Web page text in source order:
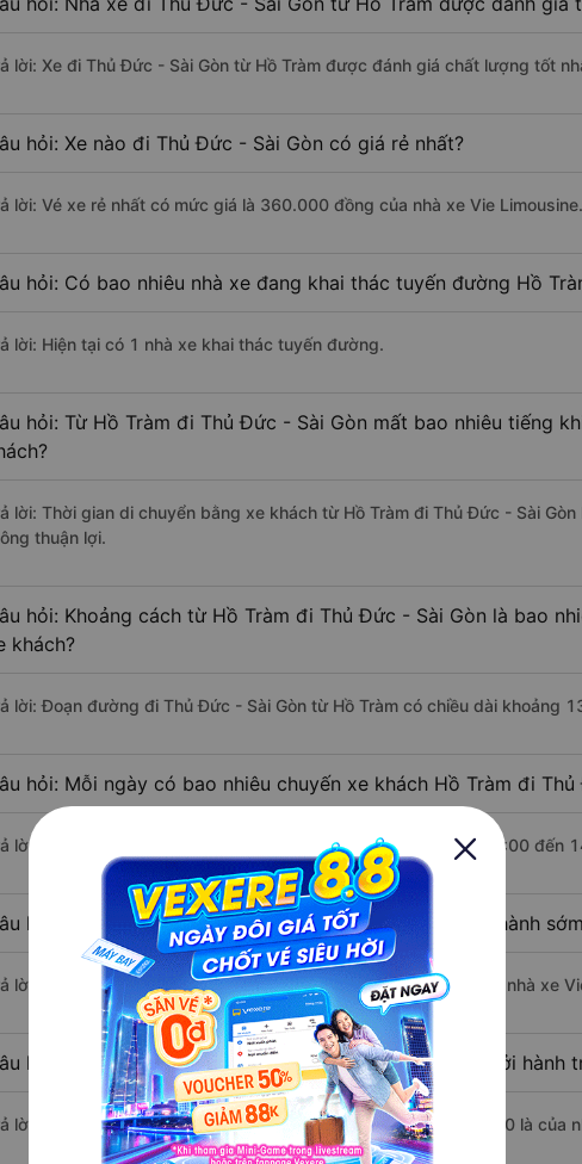
lời: Xe đi Thủ Đức - Sài Gòn từ Hồ Tràm được đánh giá chất lượng tốt
hỏi: Xe nào đi Thủ Đức - Sài Gòn có giá rẻ nhất?
lời: Vé xe rẻ nhất có mức giá là 360.000 đồng của nhà xe Vie Limousine.
hỏi: Có bao nhiêu nhà xe đang khai thác tuyến đường Hồ
lời: Hiện tại có 1 nhà xe khai thác tuyến đường.
hỏi: Từ Hồ Tràm đi Thủ Đức - Sài Gòn mất bao nhiêu tiếng
lời: Thời gian di chuyển bằng xe khách từ Hồ Tràm đi Thủ Đức - Sài
thuận lợi.
hỏi: Khoảng cách từ Hồ Tràm đi Thủ Đức - Sài Gòn là bao
khách?
lời: Đoạn đường đi Thủ Đức - Sài Gòn từ Hồ Tràm có chiều dài khoảng
hỏi: Mỗi ngày có bao nhiêu chuyến xe khách Hồ Tràm đi
lời: Trung bình mỗi ngày có khoảng 4 chuyến xe bắt đầu từ 13:00 đến
hỏi: Nhà xe đi Hồ Tràm Thủ Đức - Sài Gòn nào khởi hành
lời: Chuyến xe có giờ xuất phát sớm nhất vào lúc 13:00 là của nhà xe
hỏi: Nhà xe đi Thủ Đức - Sài Gòn từ Hồ Tràm nào khởi hành
lời: Chuyến xe có giờ xuất phát trễ (muộn) nhất là vào lúc 14:30 là của